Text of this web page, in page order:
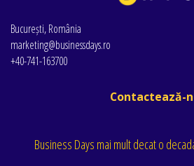
București, România
marketing@businessdays.ro
+40-741-163700
Contactează-
Business Days mai mult decat o